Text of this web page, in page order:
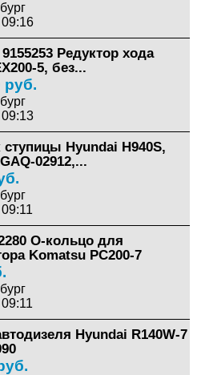
9155253 Редуктор хода
5, без...
руб.
Hyundai H940S,
02912,...
О-кольцо для
Komatsu PC200-7
Hyundai R140W-7